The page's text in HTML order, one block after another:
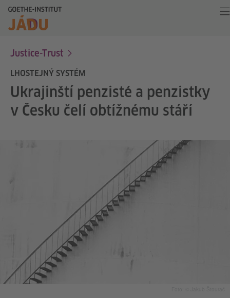
Justice-Trust
LHOSTEJNÝ SYSTÉM
Ukrajinští penzisté a penzistky
v Česku čelí obtížnému stáří